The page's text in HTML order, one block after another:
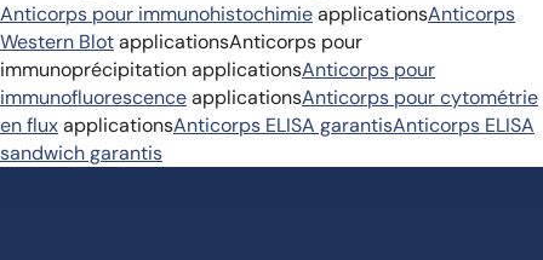
Anticorps pour immunohistochimieapplicationsAnticorps
Western BlotapplicationsAnticorps pour
immunoprécipitation applicationsAnticorps pour
immunofluorescenceapplicationsAnticorps pour cytométrie
en fluxapplicationsAnticorps ELISA garantisAnticorps ELISA
sandwich garantis